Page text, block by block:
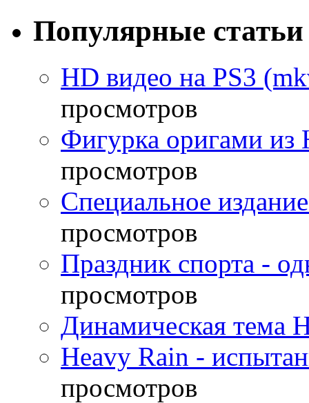
Популярные статьи
HD видео на PS3
просмотров
Фигурка оригами из
просмотров
Специальное
просмотров
Праздник спорта -
просмотров
Динамическая тема
Heavy Rain -
просмотров